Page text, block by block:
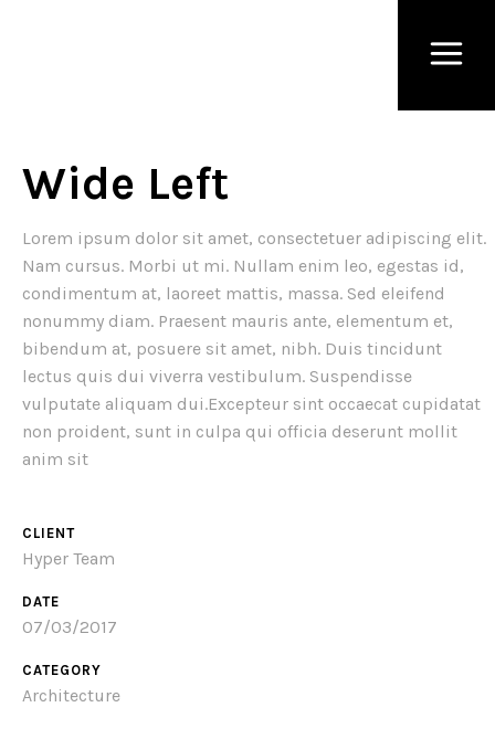
Wide Left
Lorem ipsum dolor sit amet, consectetuer adipiscing elit.
Nam cursus. Morbi ut mi. Nullam enim leo, egestas id,
condimentum at, laoreet mattis, massa. Sed eleifend
nonummy diam. Praesent mauris ante, elementum et,
bibendum at, posuere sit amet, nibh. Duis tincidunt
lectus quis dui viverra vestibulum. Suspendisse
vulputate aliquam dui.Excepteur sint occaecat cupidatat
non proident, sunt in culpa qui officia deserunt mollit
anim sit
CLIENT
Hyper Team
DATE
07/03/2017
CATEGORY
Architecture